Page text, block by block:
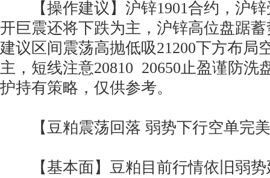
【操作建议】沪锌1901合约，沪锌
开巨震还将下跌为主，沪锌高位盘踞
建议区间震荡高抛低吸21200下方布局
主，短线注意20810 20650止盈谨防洗
护持有策略，仅供参考。
【豆粕震荡回落 弱势下行空单完
【基本面】豆粕目前行情依旧弱势